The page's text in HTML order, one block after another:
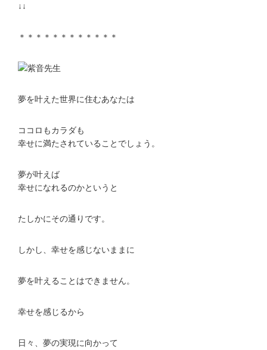
↓↓
＊＊＊＊＊＊＊＊＊＊＊＊
夢を叶えた世界に住むあなたは
ココロもカラダも
幸せに満たされていることでしょう。
夢が叶えば
幸せになれるのかというと
たしかにその通りです。
しかし、幸せを感じないままに
夢を叶えることはできません。
幸せを感じるから
日々、夢の実現に向かって